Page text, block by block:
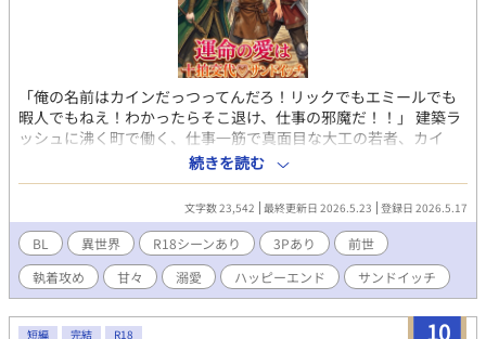
「俺の名前はカインだっつってんだろ！リックでもエミールでも
暇人でもねえ！わかったらそこ退け、仕事の邪魔だ！！」 建築ラ
ッシュに沸く町で働く、仕事一筋で真面目な大工の若者、カイ
ン。 ある日突然彼の前に現れたのは、美貌の魔法使いイアンと、
野性味溢れる冒険者ランバート。 「ああ、リック…！わかるか？
私は君と永遠の愛を誓い合った魔術師のイアンだ」 「違う。お前
はエミールだ。俺はお前の護衛騎士だったランバートだ」 二人は
口を揃えて自分が「前世の恋人」だと言い張り、カインの奪い合
いを始める。 「男の相手をする趣味はねぇ！」と一蹴するカイン
だったが、重すぎる愛と圧倒的ハイスペックな貢献に、職場も私
生活も掌握されていき……。 そしてとうとう、ある事故をきっか
けに、カインは「二つの前世」を同時に思い出してしまう！ 心中
続きを読む
文字数 23,542 最終更新日 2026.5.23 登録日 2026.5.17
BL 異世界 R18シーンあり 3Pあり
前世
執着攻め
甘々 溺愛 ハッピーエンド サンドイッチ
10
短編 完結 R18